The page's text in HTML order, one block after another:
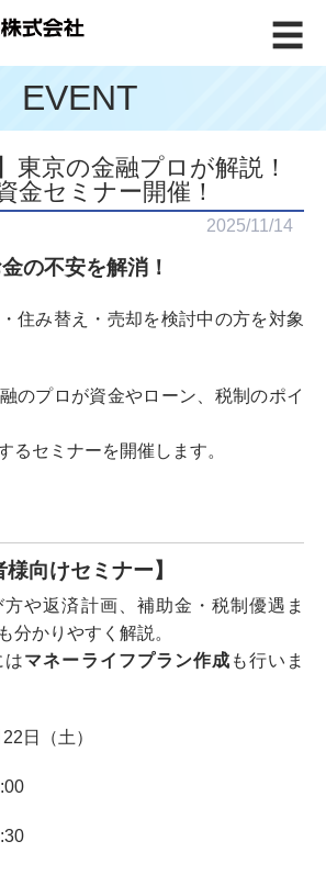
☰
EVENT
東京の金融プロが解説！
金セミナー開催！
2025/11/14
の不安を解消！
住み替え・売却を検討中の方を対象
のプロが資金やローン、税制のポイ
るセミナーを開催します。
様向けセミナー】
や返済計画、補助金・税制優遇ま
分かりやすく解説。
はマネーライフプラン作成 も行いま
日（土）